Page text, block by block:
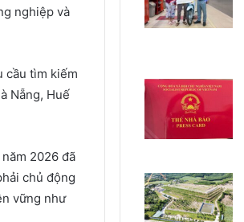
nghiệp và
cầu tìm kiếm
Nẵng, Huế
2026 đã
chủ động
vững như